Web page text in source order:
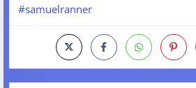
#samuelranner